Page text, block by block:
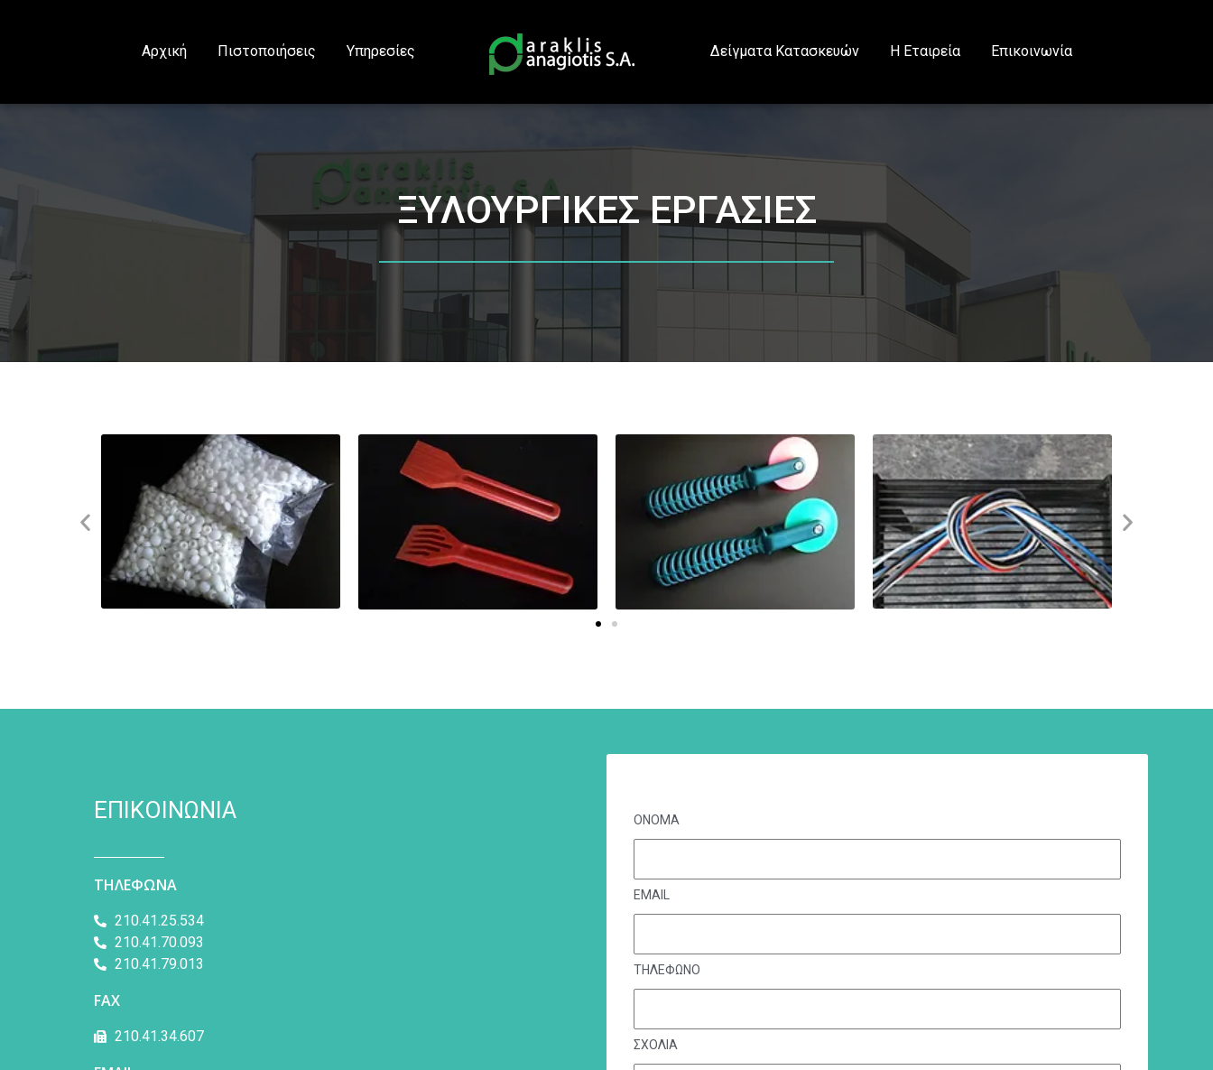
Αρχική Πιστοποιήσεις Υπηρεσίες Δείγματα Κατασκευών Η Εταιρεία Επικοινωνία
ΞΥΛΟΥΡΓΙΚΕΣ ΕΡΓΑΣΙΕΣ
ΕΠΙΚΟΙΝΩΝΙΑ
ΤΗΛΕΦΩΝΑ
210.41.25.534
210.41.70.093
210.41.79.013
FAX
210.41.34.607
ΟΝΟΜΑ
EMAIL
ΤΗΛΕΦΩΝΟ
ΣΧΟΛΙΑ